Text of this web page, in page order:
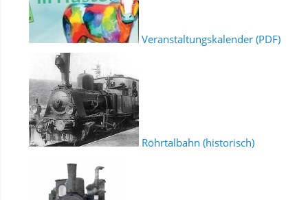
Veranstaltungskalender (PDF)
Röhrtalbahn (historisch)